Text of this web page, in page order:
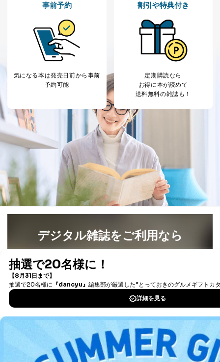
Aサービス利用者
ス、キャンペーン等の広告に関す
採用応募者の方の
個人情報
人情報
め
6
パートナー（提携
等をご利用の方の
個人情報
購入商品配送のため
提携企業及びお客様がご購入され
た商品の発売元企業からのｅメー
ル等による商品、
サービス、キャンペーン等の広告
に関するご案内のため
7
SNS公式アカウン
トに登録された方
の個人情報
当社のサービス利用状況の把握お
よびその分析のため
お問い合わせ対応、トラブル対
処、オペレーター教育など応対品
質向上のため
その他当社のプライバシーポリシ
ー等にて公表する利用目的達成の
ため
開示等のご請求に対応させていただきます。
ます。
３．個人情報の第三者提供について
当社は、取得した個人情報を適切に管理し､あらかじめ
本人の同意を得ることなく第三者に提供することはあり
ません。ただし、次の場合は除きます。
人の生命､身体または財産の保護のために必要がある
場合であって、本人の同意を得ることが困難であると
事前予約
気になる本は発売日前から事前
予約可能
割引や特典付き
定期購読なら
お得に本が読めて
送料無料の雑誌も！
デジタル雑誌をご利用なら
書籍）が無料で読み放題！
DOWNLOAD FOR IOS
DOWNLOAD FOR ANDROID
ご利用方法はこちら